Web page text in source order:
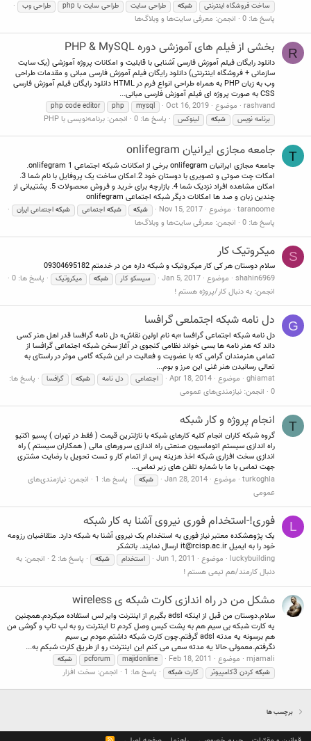
ساخت فروشگاه اینترنتی
شبکه طراحی سایت طراحی سایت با php طراحی وب
پاسخ ها: 0 انجمن: معرفی سایت‌ها و وبلاگ‌ها
R بخشی از فیلم های آموزشی دوره PHP & MySQL
دانلود رایگان فیلم آموزش فارسی آشنایی با قابلیت و امکانات پروژه آموزشی (یک سایت
سازمانی + فروشگاه اینترنتی) دانلود رایگان فیلم آموزش فارسی مبانی و مقدمات طراحی
وب به زبان PHP به همراه طراحی انواع فرم در HTML دانلود رایگان فیلم آموزش فارسی
CSS به صورت پروژه ای فیلم آموزش فارسی مبانی...
rashvand موضوع Oct 16, 2019
mysql
php
php code editor
برنامه نویس
شبکه لینوکس پاسخ ها: 0 انجمن: برنامه‌نویسی با PHP
T جامعه مجازی ایرانیان onlifegram
جامعه مجازی ایرانیان onlifegram برخی از امکانات شبکه اجتماعی onlifegram 1.
امکات چت صوتی و تصویری با دوستان خود 2.امکان ساخت یک پروفایل با نام شما 3.
امکان مشاهده افراد نزدیک شما 4. بازارچه برای خرید و فروش محصولات 5. پشتیبانی از
چندین زبان و صد ها امکانات دیگر شبکه اجتماعی onlifegram
taranoome موضوع Nov 15, 2017 شبکه شبکه اجتماعی شبکه اجتماعی ایران
پاسخ ها: 0 انجمن: معرفی سایت‌ها و وبلاگ‌ها
S میکروتیک کار
سلام دوستان هر کی کار میکروتیک و شبکه داره من در خدمتم 09304695182
shahin6969 موضوع Jan 5, 2017 سیسکو کار شبکه میکروتیک
پاسخ ها: 0
انجمن: به دنبال کار/پروژه هستم !
G دل نامه شبکه اجتملعی گرافسا
دل نامه شبکه اجتماعی گرافسا «به نام اولین نقاش» دل نامه گرافسا قدر اهل هنر کسی
داند که هنر نامه ها بسی خواند نظامی کنجوی در آغاز سخن شبکه اجتماعی گرافسا از
تمامی هنرمندان گرامی که با عضویت و فعالیت در این شبکه گامی موثر در راستای به
تعالی رسانیدن هنر غنی این مرز و بوم...
ghiamat موضوع Apr 18, 2014 اجتماعی دل نامه شبکه گرافسا
پاسخ ها:
0 انجمن: نیازمندی‌های عمومی
T انجام پروژه و کار شبکه
گروه شبکه کاران انجام کلیه کارهای شبکه با نازلترین قیمت ( فقط در تهران ) پسیو اکتیو
راه اندازی سیستم اتوماسیون صنعتی راه اندازی سرورهای مالی ( همکاران سیستم ) راه
اندازی سخت افزاری شبکه اخذ هزینه پس از اتمام کار و تست تحویل با رضایت مشتری
جهت تماس با ما با شماره تلفن های زیر تماس...
turkoghla موضوع Jan 28, 2014 شبکه پاسخ ها: 1 انجمن: نیازمندی‌های
عمومی
L فوری!-استخدام فوری نیروی آشنا به کار شبکه
یک پژوهشکده معتبر نیاز فوری به استخدام یک نیروی آشنا به شبکه دارد. متقاضیان رزومه
خود را به ایمیلit@rcisp.ac.ir ارسال نمایند. باتشکر
luckybuilding
موضوع Jun 1, 2011 استخدام شبکه پاسخ ها: 2 انجمن: به
دنبال کارمند/هم تیمی هستم !
مشکل من در راه اندازی کارت شبکه ی wireless
سلام.دوستان من قبل از اینکه adsl بگیرم از اینترنت وایر لس استفاده میکردم.همچنین
یه کارت شبکه بی سیم هم به پشت کیس وصل کردم تا اینترنت رو به لپ تاپ و گوشی من
هم برسونه یه مدته adsl گرفتم.چون کارت شبکه داشتم.مودم بی سیم
نگرفتم.معمولی.حالا یه مدته سعی می کنم این اینترنت رو از طریق کارت شبکم به...
mjamali موضوع Feb 18, 2011
majidonline
pcforum
شبکه
شبکه کردن 3کامپیوتر کارت شبکه پاسخ ها: 1 انجمن: سخت افزار
برچسب ها